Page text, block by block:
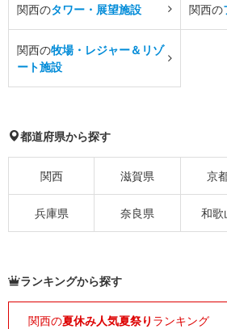
関西のタワー・展望施設 関西の
関西の牧場・レジャー＆リゾ
ート施設
都道府県から探す
関西 滋賀県 京
兵庫県 奈良県 和歌
ランキングから探す
関西の夏休み人気夏祭り ランキング